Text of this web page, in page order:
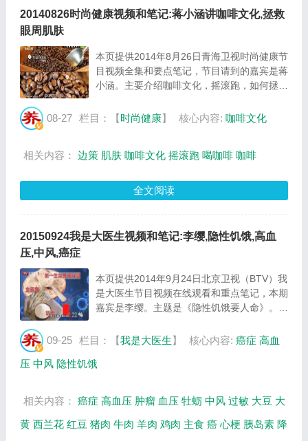
20140826时尚健康视频和笔记:蒋小涵讲咖啡文化,拯救
眼周肌肤
本页提供2014年8月26日青海卫视时尚健康节
目视频全集和要点笔记，节目请到的嘉宾是蒋
小涵。主要介绍咖啡文化，摇滚跑，如何拯救
目提供视频全集的在线观看和主要内容介绍
08-27 栏目：【时尚健康】 核心内容: 咖啡文化
相关内容： 边策 肌肤 咖啡文化 摇滚跑 喝咖啡 咖啡
全文阅读
20150924我是大医生视频和笔记:李缨,隐性饥饿,高血
压,中风,癌症
本页提供2014年9月24日北京卫视（BTV）我
是大医生节目视频在线观看和重点笔记，本期
嘉宾是李缨。主题是《隐性饥饿要人命》。主
隐性饥饿的原因，避免隐性饥饿的食物有哪些
视...
09-25 栏目：【我是大医生】 核心内容: 癌症 高血
压 中风 隐性饥饿
相关内容： 癌症 高血压 肿瘤 血压 牡蛎 中风 过敏 大豆 大
黄 西兰花 红豆 猪肉 牛肉 羊肉 鸡肉 主食 癌 心梗 胰岛素 降